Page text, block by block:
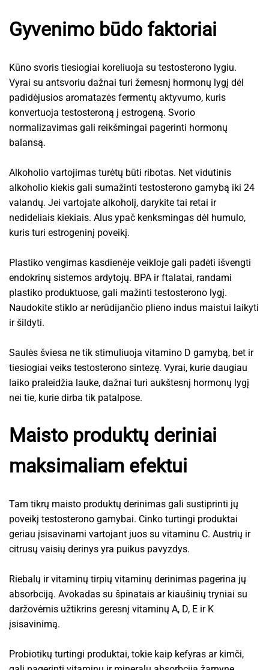
Gyvenimo būdo faktoriai
Kūno svoris tiesiogiai koreliuoja su testosterono lygiu.
Vyrai su antsvoriu dažnai turi žemesnį hormonų lygį dėl
padidėjusios aromatazės fermentų aktyvumo, kuris
konvertuoja testosteroną į estrogeną. Svorio
normalizavimas gali reikšmingai pagerinti hormonų
balansą.
Alkoholio vartojimas turėtų būti ribotas. Net vidutinis
alkoholio kiekis gali sumažinti testosterono gamybą iki 24
valandų. Jei vartojate alkoholį, darykite tai retai ir
nedideliais kiekiais. Alus ypač kenksmingas dėl humulo,
kuris turi estrogeninį poveikį.
Plastiko vengimas kasdienėje veikloje gali padėti išvengti
endokrinų sistemos ardytojų. BPA ir ftalatai, randami
plastiko produktuose, gali mažinti testosterono lygį.
Naudokite stiklo ar nerūdijančio plieno indus maistui laikyti
ir šildyti.
Saulės šviesa ne tik stimuliuoja vitamino D gamybą, bet ir
tiesiogiai veiks testosterono sintezę. Vyrai, kurie daugiau
laiko praleidžia lauke, dažnai turi aukštesnį hormonų lygį
nei tie, kurie dirba tik patalpose.
Maisto produktų deriniai
maksimaliam efektui
Tam tikrų maisto produktų derinimas gali sustiprinti jų
poveikį testosterono gamybai. Cinko turtingi produktai
geriau įsisavinami vartojant juos su vitaminu C. Austrių ir
citrusų vaisių derinys yra puikus pavyzdys.
Riebalų ir vitaminų tirpių vitaminų derinimas pagerina jų
absorbciją. Avokadas su špinatais ar kiaušinių tryniai su
daržovėmis užtikrins geresnį vitaminų A, D, E ir K
įsisavinimą.
Probiotikų turtingi produktai, tokie kaip kefyras ar kimči,